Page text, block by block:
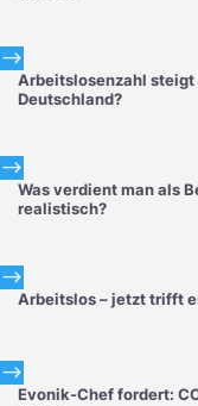
$
Arbeitslosenzahl steigt
Deutschland?
$
Was verdient man als
realistisch?
$
Arbeitslos – jetzt trifft
$
Evonik-Chef fordert: